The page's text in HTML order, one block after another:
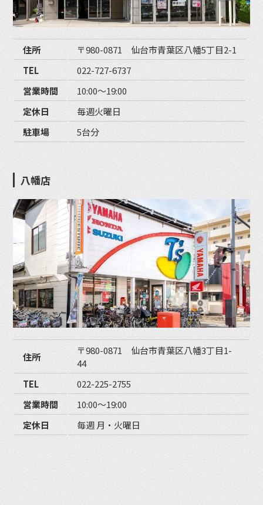
住所
〒980-0871 仙台市青葉区八幡5丁目2-1
TEL
022-727-6737
営業時間
10:00〜19:00
定休日
毎週火曜日
駐車場
5台分
八幡店
住所
〒980-0871 仙台市青葉区八幡3丁目1-
44
TEL
022-225-2755
営業時間
10:00〜19:00
定休日
毎週 月・火曜日